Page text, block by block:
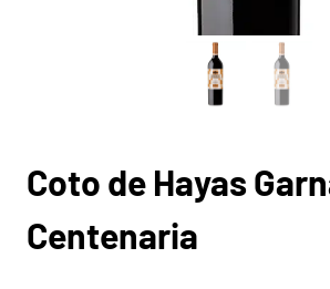
Coto de Hayas
Centenaria